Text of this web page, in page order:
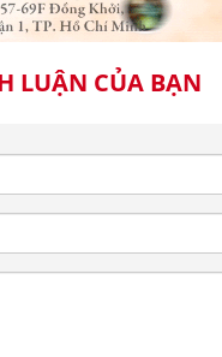
LUẬN CỦA BẠN